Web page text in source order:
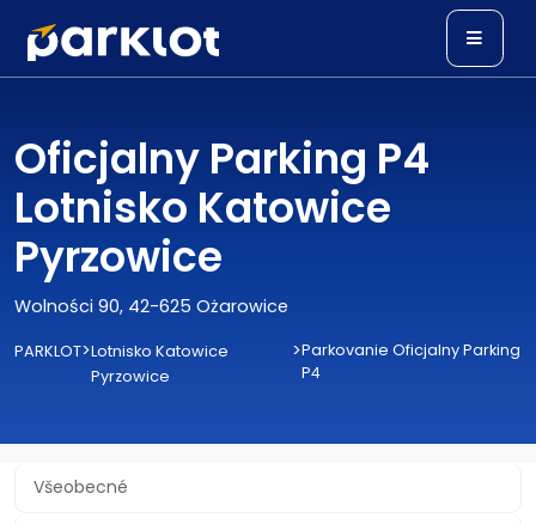
Oficjalny Parking P4
Lotnisko Katowice
Pyrzowice
Wolności 90, 42-625 Ożarowice
PARKLOT>Lotnisko Katowice
Pyrzowice
>Parkovanie Oficjalny Parking
P4
Všeobecné